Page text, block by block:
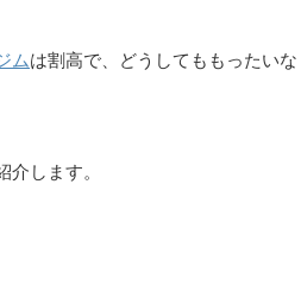
ムは割高で、どうしてももったい
します。